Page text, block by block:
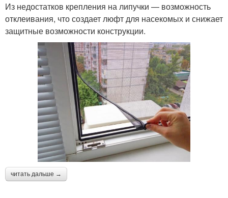
Из недостатков крепления на липучки — возможность
отклеивания, что создает люфт для насекомых и снижает
защитные возможности конструкции.
читать дальше →